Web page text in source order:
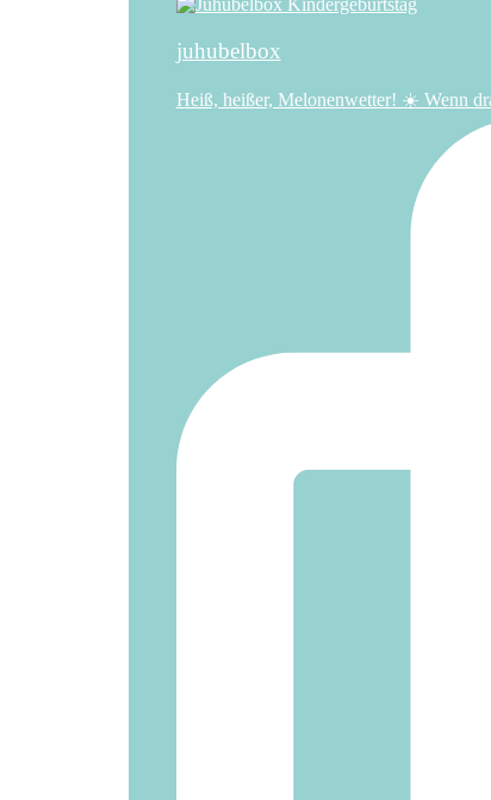
juhubelbox
Heiß, heißer, Melonenwetter! ☀️ Wenn